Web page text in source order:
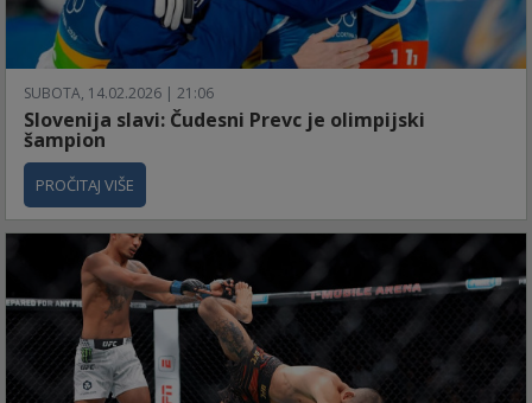
SUBOTA, 14.02.2026 | 21:06
Slovenija slavi: Čudesni Prevc je olimpijski
šampion
PROČITAJ VIŠE